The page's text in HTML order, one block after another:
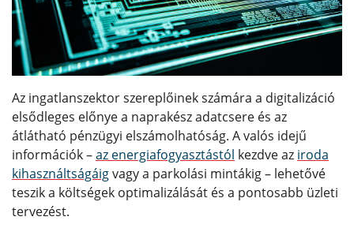
Az ingatlanszektor szereplőinek számára a digitalizáció
elsődleges előnye a naprakész adatcsere és az
átlátható pénzügyi elszámolhatóság. A valós idejű
információk –az energiafogyasztástól kezdve az iroda
kihasználtságáigvagy a parkolási mintákig – lehetővé
teszik a költségek optimalizálását és a pontosabb üzleti
tervezést.